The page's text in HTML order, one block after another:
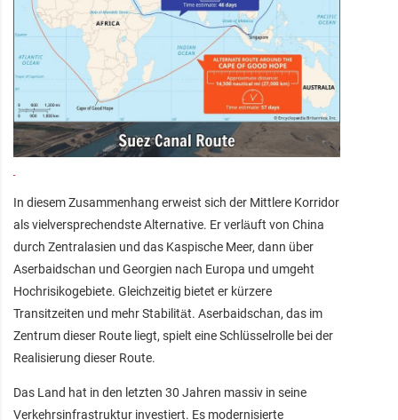
In diesem Zusammenhang erweist sich der Mittlere Korridor
als vielversprechendste Alternative. Er verläuft von China
durch Zentralasien und das Kaspische Meer, dann über
Aserbaidschan und Georgien nach Europa und umgeht
Hochrisikogebiete. Gleichzeitig bietet er kürzere
Transitzeiten und mehr Stabilität. Aserbaidschan, das im
Zentrum dieser Route liegt, spielt eine Schlüsselrolle bei der
Realisierung dieser Route.
Das Land hat in den letzten 30 Jahren massiv in seine
Verkehrsinfrastruktur investiert. Es modernisierte